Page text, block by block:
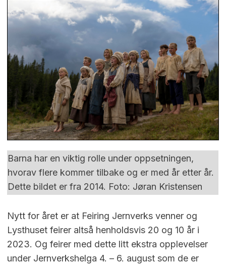
Barna har en viktig rolle under oppsetningen,
hvorav flere kommer tilbake og er med år etter år.
Dette bildet er fra 2014. Foto: Jøran Kristensen
Nytt for året er at Feiring Jernverks venner og
Lysthuset feirer altså henholdsvis 20 og 10 år i
2023. Og feirer med dette litt ekstra opplevelser
under Jernverkshelga 4. – 6. august som de er